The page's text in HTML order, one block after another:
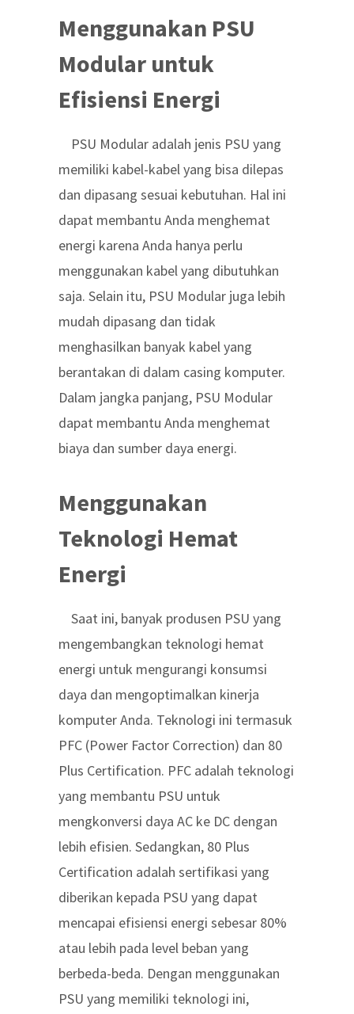
Menggunakan PSU
Modular untuk
Efisiensi Energi
PSU Modular adalah jenis PSU yang
memiliki kabel-kabel yang bisa dilepas
dan dipasang sesuai kebutuhan. Hal ini
dapat membantu Anda menghemat
energi karena Anda hanya perlu
menggunakan kabel yang dibutuhkan
saja. Selain itu, PSU Modular juga lebih
mudah dipasang dan tidak
menghasilkan banyak kabel yang
berantakan di dalam casing komputer.
Dalam jangka panjang, PSU Modular
dapat membantu Anda menghemat
biaya dan sumber daya energi.
Menggunakan
Teknologi Hemat
Energi
Saat ini, banyak produsen PSU yang
mengembangkan teknologi hemat
energi untuk mengurangi konsumsi
daya dan mengoptimalkan kinerja
komputer Anda. Teknologi ini termasuk
PFC (Power Factor Correction) dan 80
Plus Certification. PFC adalah teknologi
yang membantu PSU untuk
mengkonversi daya AC ke DC dengan
lebih efisien. Sedangkan, 80 Plus
Certification adalah sertifikasi yang
diberikan kepada PSU yang dapat
mencapai efisiensi energi sebesar 80%
atau lebih pada level beban yang
berbeda-beda. Dengan menggunakan
PSU yang memiliki teknologi ini,